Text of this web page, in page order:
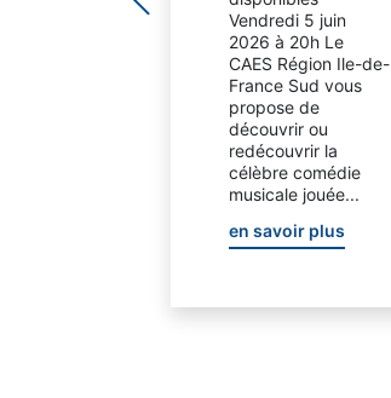
Vendredi 5 juin
2026 à 20h Le
CAES Région Ile-de-
France Sud vous
propose de
découvrir ou
redécouvrir la
célèbre comédie
musicale jouée...
en savoir plus